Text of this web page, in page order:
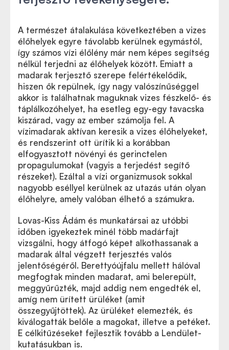
A természet átalakulása következtében a vizes
élőhelyek egyre távolabb kerülnek egymástól,
így számos vízi élőlény már nem képes segítség
nélkül terjedni az élőhelyek között. Emiatt a
madarak terjesztő szerepe felértékelődik,
hiszen ők repülnek, így nagy valószínűséggel
akkor is találhatnak maguknak vizes fészkelő- és
táplálkozóhelyet, ha esetleg egy-egy tavacska
kiszárad, vagy az ember számolja fel. A
vízimadarak aktívan keresik a vizes élőhelyeket,
és rendszerint ott ürítik ki a korábban
elfogyasztott növényi és gerinctelen
propagulumokat (vagyis a terjedést segítő
részeket). Ezáltal a vízi organizmusok sokkal
nagyobb eséllyel kerülnek az utazás után olyan
élőhelyre, amely valóban élhető a számukra.
Lovas-Kiss Ádám és munkatársai az utóbbi
időben igyekeztek minél több madárfajt
vizsgálni, hogy átfogó képet alkothassanak a
madarak által végzett terjesztés valós
jelentőségéről. Berettyóújfalu mellett hálóval
megfogtak minden madarat, ami belerepült,
meggyűrűzték, majd addig nem engedték el,
amíg nem ürített ürüléket (amit
összegyűjtöttek). Az ürüléket elemezték, és
kiválogatták belőle a magokat, illetve a petéket.
E célkitűzéseket fejlesztik tovább a Lendület-
kutatásukban is.